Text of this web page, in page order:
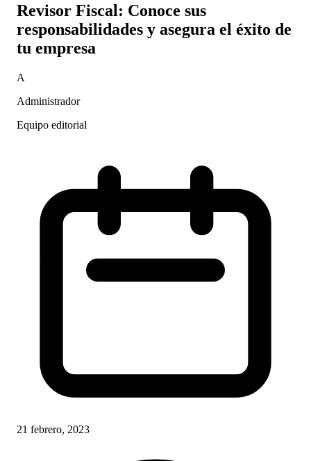
Revisor Fiscal: Conoce sus
responsabilidades y asegura el éxito de
tu empresa
A
Administrador
Equipo editorial
21 febrero, 2023